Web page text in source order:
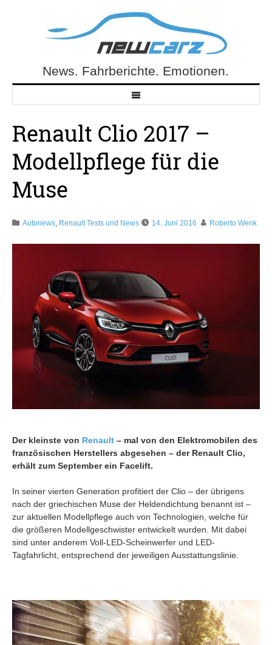
NewCarz.deNews. Fahrberichte. Emotionen.
Renault Clio 2017 –
Modellpflege für die
Muse
Autonews, Renault Tests und News 14. Juni 2016 Roberto Wenk
Der kleinste von Renault – mal von den Elektromobilen des
französischen Herstellers abgesehen – der Renault Clio,
erhält zum September ein Facelift.
In seiner vierten Generation profitiert der Clio – der übrigens
nach der griechischen Muse der Heldendichtung benannt ist –
zur aktuellen Modellpflege auch von Technologien, welche für
die größeren Modellgeschwister entwickelt wurden. Mit dabei
sind unter anderem Voll-LED-Scheinwerfer und LED-
Tagfahrlicht, entsprechend der jeweiligen Ausstattungslinie.